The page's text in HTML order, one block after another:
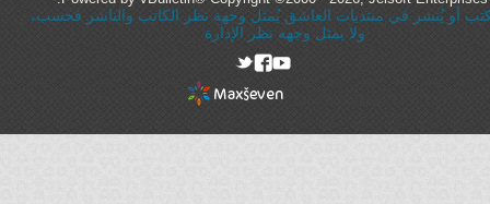
أو يُنشر في منتديات العاشق يُمثل وجهة نظر الكاتب والناشر فحسب،
ولا يمثل وجهه نظر الإدارة